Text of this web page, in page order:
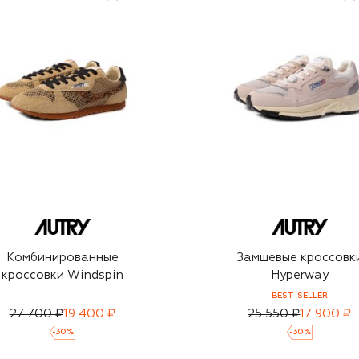
Комбинированные
кроссовки Windspin
27 700 ₽19 400 ₽
-30 %
Замшевые
Hyperway
BEST-SELLER
25 550 ₽17 900 ₽
-30 %